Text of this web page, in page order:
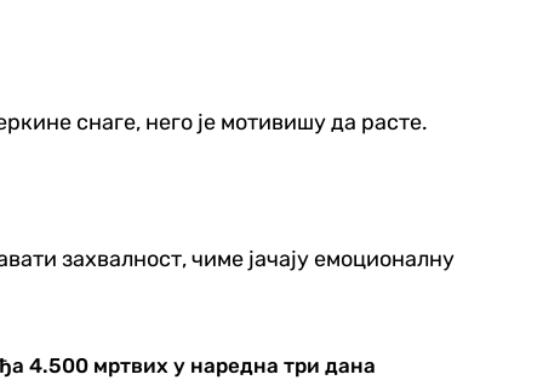
снаге, него је мотивишу да расте.
захвалност, чиме јачају емоционалну
4.500 мртвих у наредна три дана